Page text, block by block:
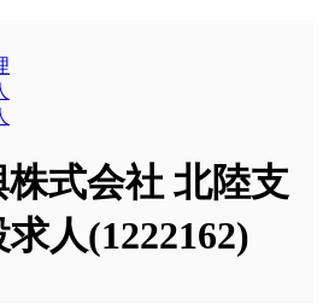
株式会社 北陸支
人(1222162)